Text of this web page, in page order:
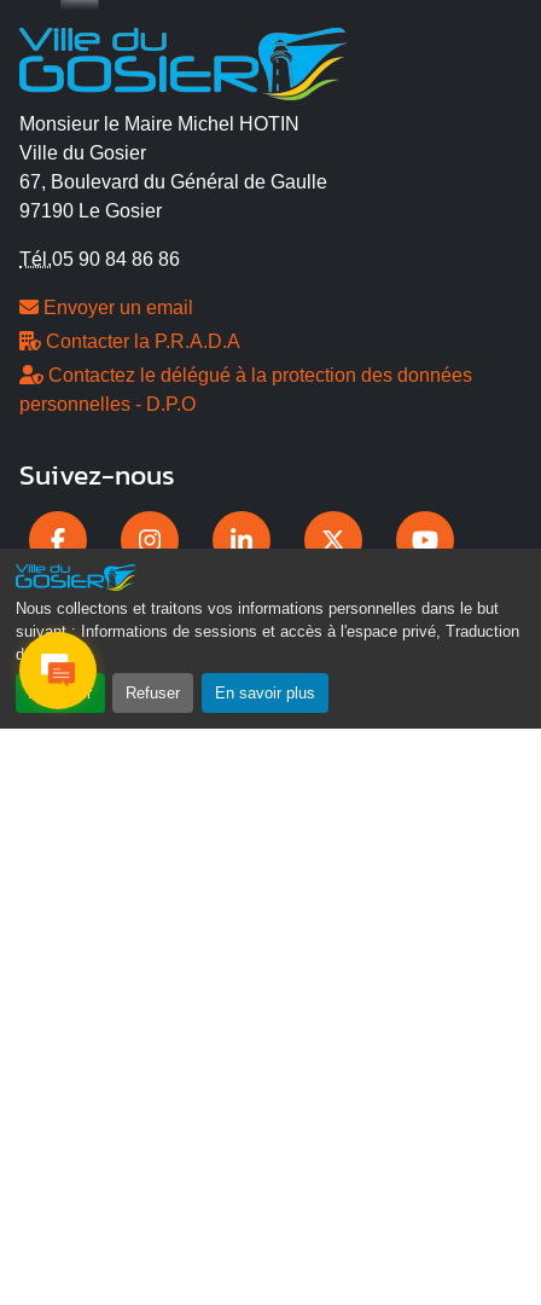
Nous collectons et traitons vos informations personnelles dans le but
suivant :
Informations de sessions et accès à l'espace privé, Traduction
des pages .
Accepter Refuser En savoir plus
Monsieur le Maire Michel HOTIN
Ville du Gosier
67, Boulevard du Général de Gaulle
97190 Le Gosier
Tél.05 90 84 86 86
Envoyer un email
Contacter la P.R.A.D.A
Contactez le délégué à la protection des données
personnelles - D.P.O
Suivez-nous